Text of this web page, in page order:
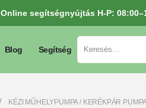
Online segítségnyújtás H-P:
Blog Segítség
KÉZI MŰHELYPUMPA / KERÉKPÁR